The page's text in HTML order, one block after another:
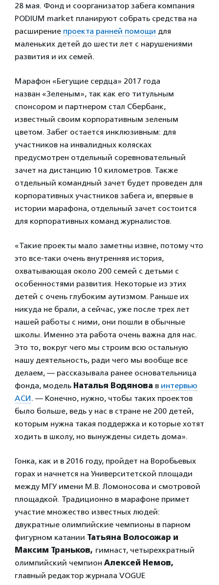
28 мая. Фонд и соорганизатор забега компания
PODIUM market планируют собрать средства на
расширение проекта ранней помощи для
маленьких детей до шести лет с нарушениями
развития и их семей.
Марафон «Бегущие сердца» 2017 года
назван «Зеленым», так как его титульным
спонсором и партнером стал Сбербанк,
известный своим корпоративным зеленым
цветом. Забег остается инклюзивным: для
участников на инвалидных колясках
предусмотрен отдельный соревновательный
зачет на дистанцию 10 километров. Также
отдельный командный зачет будет проведен для
корпоративных участников забега и, впервые в
истории марафона, отдельный зачет состоится
для корпоративных команд журналистов.
«Такие проекты мало заметны извне, потому что
это все-таки очень внутренняя история,
охватывающая около 200 семей с детьми с
особенностями развития. Некоторые из этих
детей с очень глубоким аутизмом. Раньше их
никуда не брали, а сейчас, уже после трех лет
нашей работы с ними, они пошли в обычные
школы. Именно эта работа очень важна для нас.
Это то, вокруг чего мы строим всю остальную
нашу деятельность, ради чего мы вообще все
делаем, — рассказывала ранее основательница
фонда, модель Наталья Водянова в интервью
АСИ. — Конечно, нужно, чтобы таких проектов
было больше, ведь у нас в стране не 200 детей,
которым нужна такая поддержка и которые хотят
ходить в школу, но вынуждены сидеть дома».
Гонка, как и в 2016 году, пройдет на Воробьевых
горах и начнется на Университетской площади
между МГУ имени М.В. Ломоносова и смотровой
площадкой. Традиционно в марафоне примет
участие множество известных людей:
двукратные олимпийские чемпионы в парном
фигурном катании Татьяна Волосожар и
Максим Траньков, гимнаст, четырехкратный
олимпийский чемпион Алексей Немов,
главный редактор журнала VOGUE